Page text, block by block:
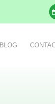
BLOG